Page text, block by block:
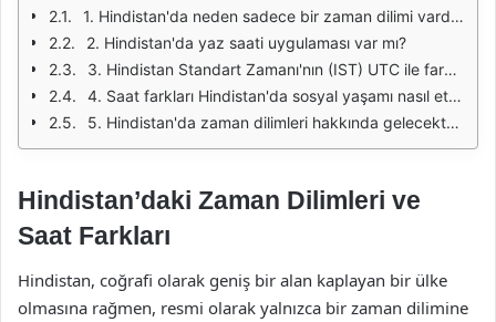
1. Hindistan'da neden sadece bir zaman dilimi vardır?
2. Hindistan'da yaz saati uygulaması var mı?
3. Hindistan Standart Zamanı'nın (IST) UTC ile farkı nedir?
4. Saat farkları Hindistan'da sosyal yaşamı nasıl etkiler?
5. Hindistan'da zaman dilimleri hakkında gelecekte ne gibi değişiklikler olabilir?
Hindistan’daki Zaman Dilimleri ve
Saat Farkları
Hindistan, coğrafi olarak geniş bir alan kaplayan bir ülke
olmasına rağmen, resmi olarak yalnızca bir zaman dilimine